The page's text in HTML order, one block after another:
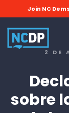
Join NC
2 DE
sobre